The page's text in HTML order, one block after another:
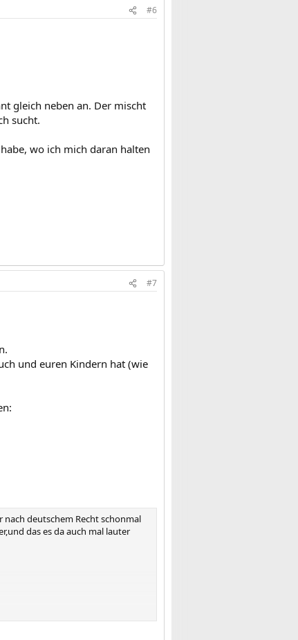
#6
gleich neben an. Der mischt
sucht.
wo ich mich daran halten
#7
und euren Kindern hat (wie
nach deutschem Recht schonmal
das es da auch mal lauter